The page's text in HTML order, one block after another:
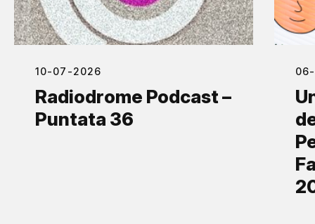
10-07-2026
Radiodrome Podcast –
Puntata 36